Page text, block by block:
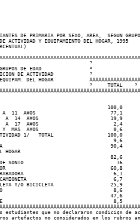
DE PRIMARIA POR SEXO, AREA,  SEGUN
ACTIVIDAD Y EQUIPAMIENTO DEL HOGAR, 1995
³
DE EDAD                ³
DE ACTIVIDAD            ³
DEL HOGAR
³     TOTAL    ³
100,0
A  11  A¥OS                         77,1
A  14  A¥OS                        19,9
A  17  A¥OS                         2,4
Y  MAS  A¥OS                         0,6
ACTIVIDAD 1/   TOTAL
9,6
90,4
HOGAR
82,6
SONIO                               16
60,8
6,1
6,7
Y/O BICICLETA                   25,9
8,6
47,6
8,5
estudiantes que no declararon condici¢n de
artefactos no considerados en los rubros